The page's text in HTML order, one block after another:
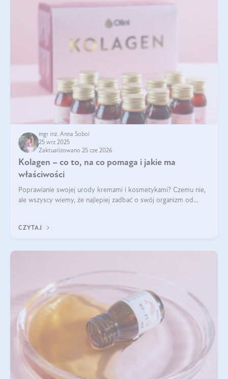
mgr inż. Anna Sobol
25 wrz 2025
Zaktualizowano 25 cze 2026
Kolagen – co to, na co pomaga i jakie ma
właściwości
Poprawianie swojej urody kremami i kosmetykami? Czemu nie,
ale wszyscy wiemy, że najlepiej zadbać o swój organizm od
wysokiej jakości suplem
CZYTAJ